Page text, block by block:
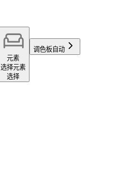
元素
选择元素
选择
调色板 自动